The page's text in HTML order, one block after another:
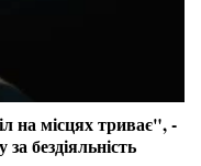
на місцях триває", -
бездіяльність